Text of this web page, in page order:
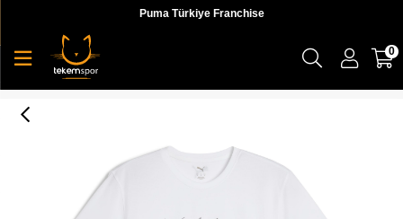
Puma Türkiye Franchise
0